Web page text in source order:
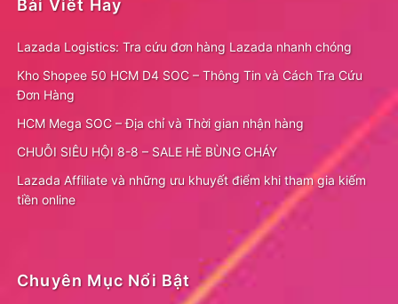
Bài Viết Hay
Lazada Logistics: Tra cứu đơn hàng Lazada nhanh chóng
Kho Shopee 50 HCM D4 SOC – Thông Tin và Cách Tra Cứu
Đơn Hàng
HCM Mega SOC – Địa chỉ và Thời gian nhận hàng
CHUỖI SIÊU HỘI 8-8 – SALE HÈ BÙNG CHÁY
Lazada Affiliate và những ưu khuyết điểm khi tham gia kiếm
tiền online
Chuyên Mục Nổi Bật